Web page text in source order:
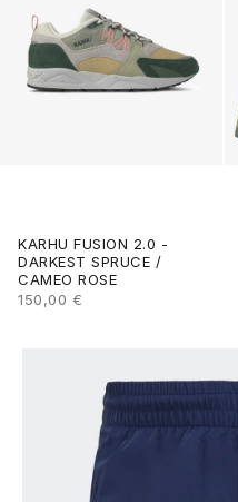
KARHU FUSION 2.0 -
DARKEST SPRUCE /
CAMEO ROSE
ANGEBOT
150,00 €